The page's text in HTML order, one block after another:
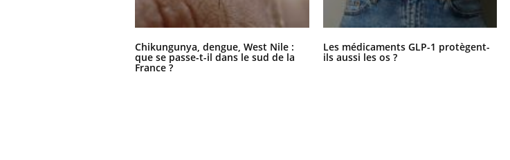
Chikungunya, dengue, West Nile :
que se passe-t-il dans le sud de la
France ?
Les médicaments GLP-1 protègent-
ils aussi les os ?